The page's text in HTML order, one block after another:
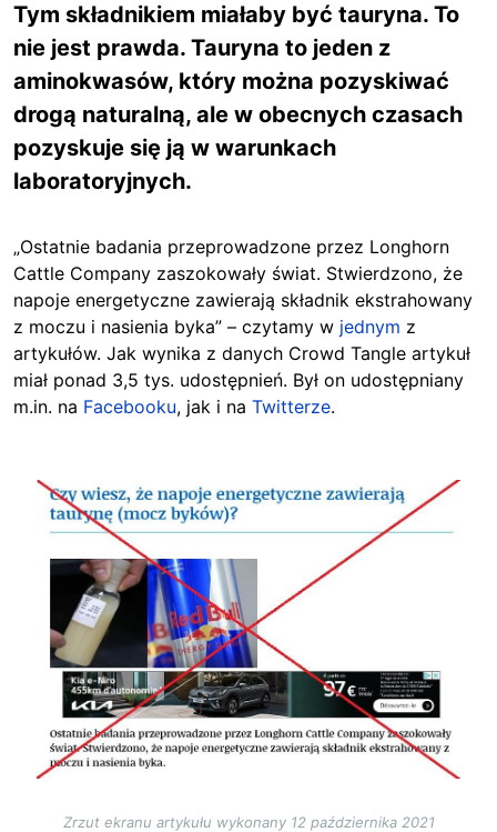
Tym składnikiem miałaby być tauryna. To
nie jest prawda. Tauryna to jeden z
aminokwasów, który można pozyskiwać
drogą naturalną, ale w obecnych czasach
pozyskuje się ją w warunkach
laboratoryjnych.
„Ostatnie badania przeprowadzone przez Longhorn
Cattle Company zaszokowały świat. Stwierdzono, że
napoje energetyczne zawierają składnik ekstrahowany
z moczu i nasienia byka” – czytamy w jednym z
artykułów. Jak wynika z danych Crowd Tangle artykuł
miał ponad 3,5 tys. udostępnień. Był on udostępniany
m.in. na Facebooku, jak i na Twitterze.
Image
Zrzut ekranu artykułu wykonany 12 października 2021